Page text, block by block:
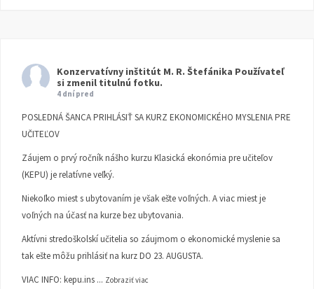
Konzervatívny inštitút M. R. Štefánika Používateľ
si zmenil titulnú fotku.
4 dní pred
POSLEDNÁ ŠANCA PRIHLÁSIŤ SA KURZ EKONOMICKÉHO MYSLENIA PRE
UČITEĽOV
Záujem o prvý ročník nášho kurzu Klasická ekonómia pre učiteľov
(KEPU) je relatívne veľký.
Niekoľko miest s ubytovaním je však ešte voľných. A viac miest je
voľných na účasť na kurze bez ubytovania.
Aktívni stredoškolskí učitelia so záujmom o ekonomické myslenie sa
tak ešte môžu prihlásiť na kurz DO 23. AUGUSTA.
VIAC INFO: kepu.ins ... Zobraziť viac